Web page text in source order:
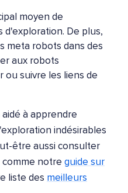
moyen de
d'exploration. De plus,
meta robots dans des
aux robots
ou suivre les liens de
à apprendre
indésirables
être aussi consulter
comme notre guide sur
liste des meilleurs